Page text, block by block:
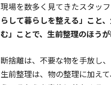
現場を数多く見てきたスタッ
らして暮らしを整える」こと
む」ことで、生前整理のほう
断捨離は、不要な物を手放し
生前整理は、物の整理に加え